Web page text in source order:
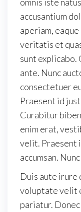
accusantium
aperiam,
veritatis et
sunt
ante. Nunc
consectetuer
Praesent id
Curabitur
enim erat,
velit. Praesent
accumsan.
Duis aute
voluptate velit
pariatur.